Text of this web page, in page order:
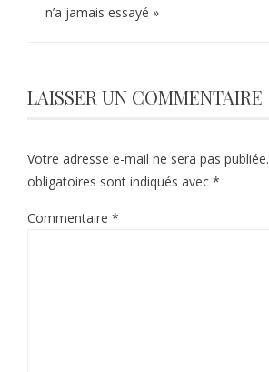
n’a jamais essayé »
LAISSER UN COMMENTAIRE
Votre adresse e-mail ne sera pas publiée.
obligatoires sont indiqués avec *
Commentaire *